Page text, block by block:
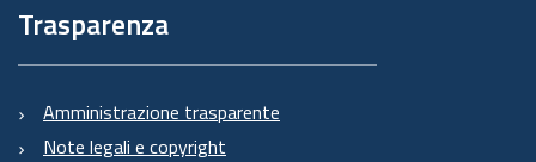
Trasparenza
Amministrazione trasparente
Note legali e copyright